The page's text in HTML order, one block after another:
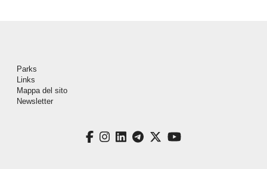
Piè di pagina
Parks
Links
Mappa del sito
Newsletter
facebook
instagram
linkedintelegram
twitteryoutube